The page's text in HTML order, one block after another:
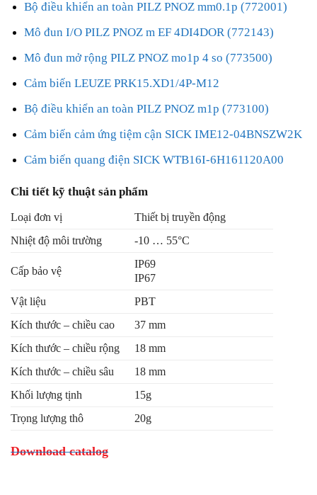
Bộ điều khiển an toàn PILZ PNOZ mm0.1p (772001)
Mô đun I/O PILZ PNOZ m EF 4DI4DOR (772143)
Mô đun mở rộng PILZ PNOZ mo1p 4 so (773500)
Cảm biến LEUZE PRK15.XD1/4P-M12
Bộ điều khiển an toàn PILZ PNOZ m1p (773100)
Cảm biến cảm ứng tiệm cận SICK IME12-04BNSZW2K
Cảm biến quang điện SICK WTB16I-6H161120A00
Chi tiết kỹ thuật sản phẩm
Loại đơn vị
Thiết bị truyền động
Nhiệt độ môi trường
-10 … 55°C
Cấp bảo vệ
IP69
IP67
Vật liệu
PBT
Kích thước – chiều cao
37 mm
Kích thước – chiều rộng
18 mm
Kích thước – chiều sâu
18 mm
Khối lượng tịnh
15g
Trọng lượng thô
20g
Download catalog